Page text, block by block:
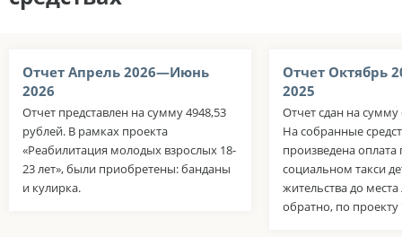
Отчет Апрель 2026—Июнь
2026
Отчет представлен на сумму 4948,53
рублей. В рамках проекта
«Реабилитация молодых взрослых 18-
23 лет», были приобретены: банданы
и кулирка.
Отчет Октябрь
2025
Отчет сдан на сумму
На собранные
произведена оплата
социальном такси
жительства до
обратно, по